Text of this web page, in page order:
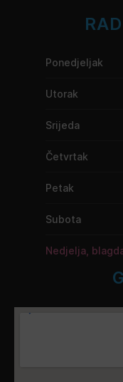
Ponedjeljak
Utorak
Srijeda
Četvrtak
Petak
Subota
Nedjelja,